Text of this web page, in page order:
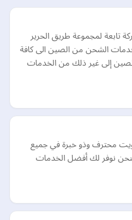
تابعة لمجموعة طريق الحرير
خدمات الشحن من الصين الى كافة
إلى غير ذلك من الخدمات
محترف وذو خبرة في جميع
فنحن نوفر لك أفضل الخدمات